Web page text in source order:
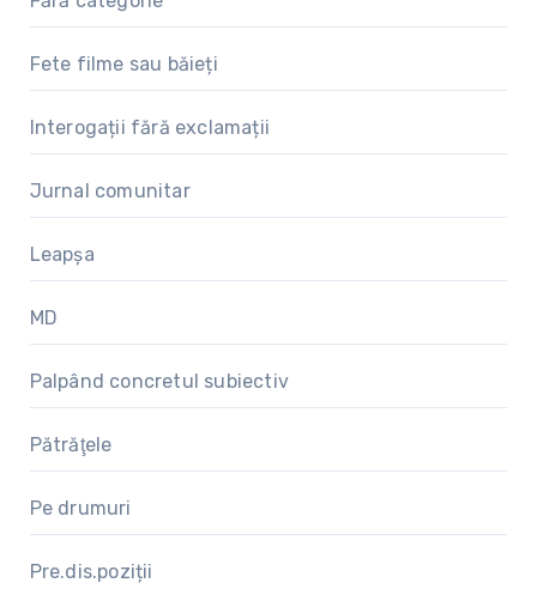
Fete filme sau băieți
Interogații fără exclamații
Jurnal comunitar
Leapșa
MD
Palpând concretul subiectiv
Pătrăţele
Pe drumuri
Pre.dis.poziții